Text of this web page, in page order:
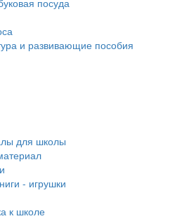
посуда
и развивающие пособия
для школы
- игрушки
к школе